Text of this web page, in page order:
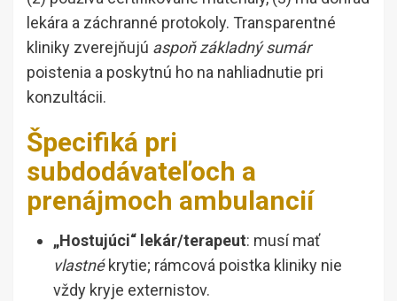
lekára a záchranné protokoly. Transparentné
kliniky zverejňujú aspoň základný sumár
poistenia a poskytnú ho na nahliadnutie pri
konzultácii.
Špecifiká pri
subdodávateľoch a
prenájmoch ambulancií
„Hostujúci“ lekár/terapeut: musí mať
vlastnékrytie; rámcová poistka kliniky nie
vždy kryje externistov.